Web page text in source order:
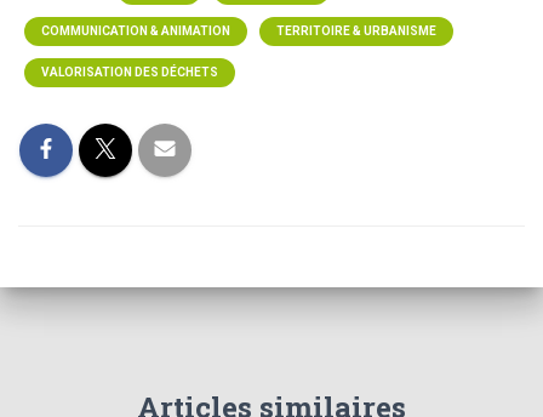
COMMUNICATION & ANIMATION TERRITOIRE & URBANISME
VALORISATION DES DÉCHETS
Articles similaires